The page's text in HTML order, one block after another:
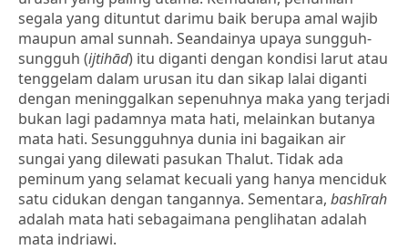
segala yang dituntut darimu baik berupa amal wajib
maupun amal sunnah. Seandainya upaya sungguh-
sungguh (ijtihād) itu diganti dengan kondisi larut atau
tenggelam dalam urusan itu dan sikap lalai diganti
dengan meninggalkan sepenuhnya maka yang terjadi
bukan lagi padamnya mata hati, melainkan butanya
mata hati. Sesungguhnya dunia ini bagaikan air
sungai yang dilewati pasukan Thalut. Tidak ada
peminum yang selamat kecuali yang hanya menciduk
satu cidukan dengan tangannya. Sementara, bashīrah
adalah mata hati sebagaimana penglihatan adalah
mata indriawi.